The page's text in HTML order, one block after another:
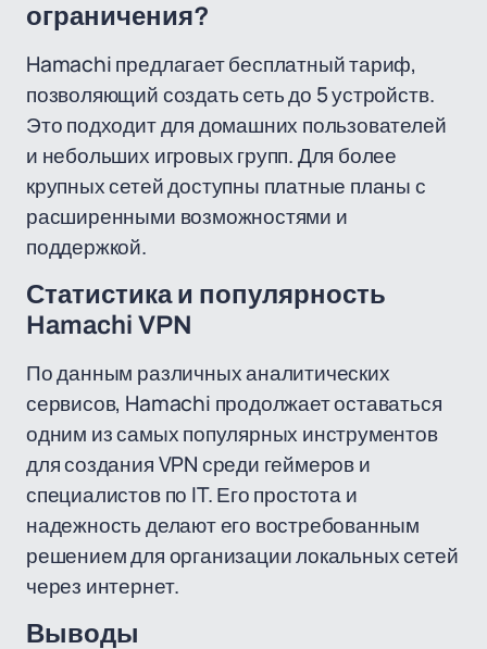
ограничения?
Hamachi предлагает бесплатный тариф,
позволяющий создать сеть до 5 устройств.
Это подходит для домашних пользователей
и небольших игровых групп. Для более
крупных сетей доступны платные планы с
расширенными возможностями и
поддержкой.
Статистика и популярность
Hamachi VPN
По данным различных аналитических
сервисов, Hamachi продолжает оставаться
одним из самых популярных инструментов
для создания VPN среди геймеров и
специалистов по IT. Его простота и
надежность делают его востребованным
решением для организации локальных сетей
через интернет.
Выводы